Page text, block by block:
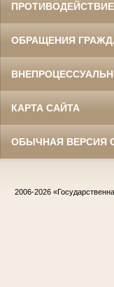
ОБРАЩЕНИЯ
КАРТА САЙТА
ОБЫЧНАЯ ВЕРСИЯ
2006-2026